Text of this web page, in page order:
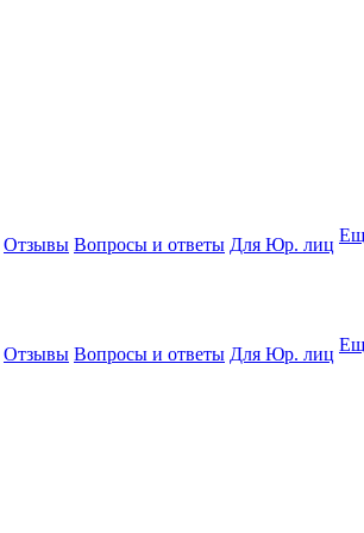
Отзывы Вопросы и ответы Для Юр. лиц
Отзывы Вопросы и ответы Для Юр. лиц